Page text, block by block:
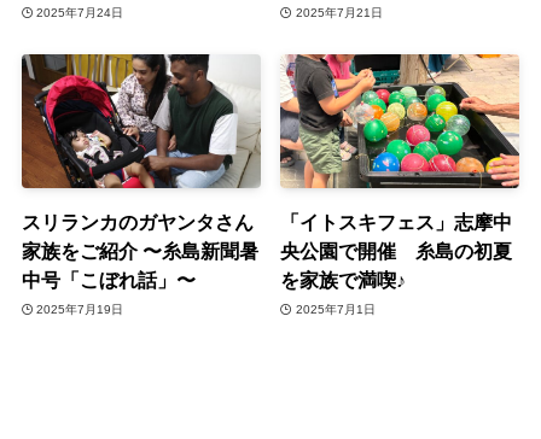
2025年7月24日 2025年7月21日
スリランカのガヤンタさん
家族をご紹介 〜糸島新聞暑
中号「こぼれ話」〜
2025年7月19日
「イトスキフェス」志摩中
央公園で開催 糸島の初夏
を家族で満喫♪
2025年7月1日